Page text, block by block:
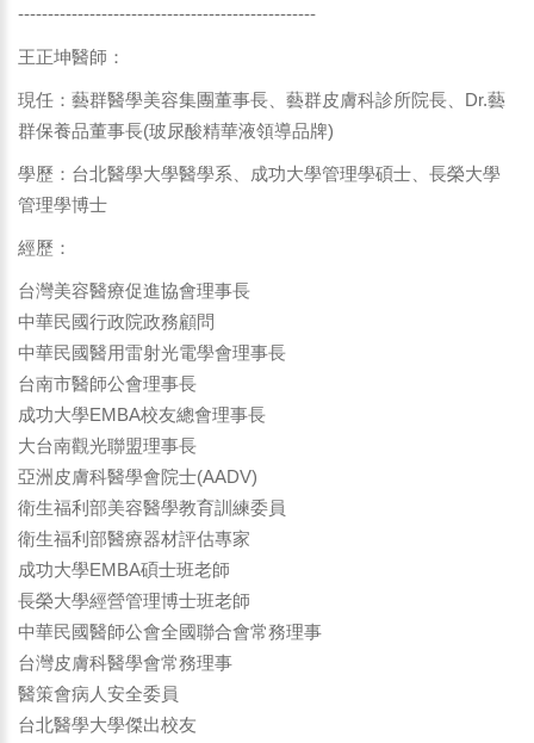
--------------------------------------------------
王正坤醫師：
現任：藝群醫學美容集團董事長、藝群皮膚科診所院長、Dr.藝
群保養品董事長(玻尿酸精華液領導品牌)
學歷：台北醫學大學醫學系、成功大學管理學碩士、長榮大學
管理學博士
經歷：
台灣美容醫療促進協會理事長
中華民國行政院政務顧問
中華民國醫用雷射光電學會理事長
台南市醫師公會理事長
成功大學EMBA校友總會理事長
大台南觀光聯盟理事長
亞洲皮膚科醫學會院士(AADV)
衛生福利部美容醫學教育訓練委員
衛生福利部醫療器材評估專家
成功大學EMBA碩士班老師
長榮大學經營管理博士班老師
中華民國醫師公會全國聯合會常務理事
台灣皮膚科醫學會常務理事
醫策會病人安全委員
台北醫學大學傑出校友